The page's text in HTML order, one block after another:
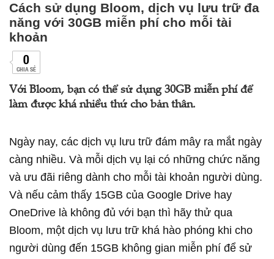
Cách sử dụng Bloom, dịch vụ lưu trữ đa
năng với 30GB miễn phí cho mỗi tài
khoản
0
CHIA SẺ
Với Bloom, bạn có thể sử dụng 30GB miễn phí để
làm được khá nhiều thứ cho bản thân.
Ngày nay, các dịch vụ lưu trữ đám mây ra mắt ngày
càng nhiều. Và mỗi dịch vụ lại có những chức năng
và ưu đãi riêng dành cho mỗi tài khoản người dùng.
Và nếu cảm thấy 15GB của Google Drive hay
OneDrive là không đủ với bạn thì hãy thử qua
Bloom, một dịch vụ lưu trữ khá hào phóng khi cho
người dùng đến 15GB không gian miễn phí để sử